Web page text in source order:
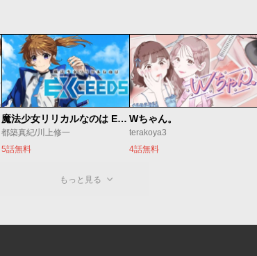
魔法少女リリカルなのは EXCEEDS
都築真紀/川上修一
5話無料
Wちゃん。
terakoya3
4話無料
もっと見る